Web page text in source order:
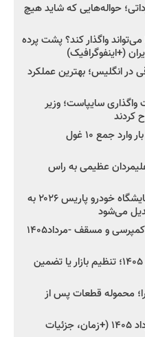
حواله‌هایی که شاید هیچ
واگذار کند؟ پشت پرده
(+اینفوگرافیک)
در انگلیس؛ بهترین عملکرد
واگذاری سایپاست؛ وزیر
کردند
۳ خودروساز چینی برای نخستین بار وارد جمع ۱۰ غول
علیمردان عظیمی به راس
چینی‌ها به قلب اروپا رسیدند؛ نمایشگاه خودرو پاریس ۲۰۲۶ به
می‌شود
شروع فروش اقساطی زامیاد EX کمپرسی و مسقف -مرداد۱۴۰۵
راز واردات ۷۵ هزار خودرو در سال ۱۴۰۵؛ تنظیم بازار یا تضمین
محموله قطعات پس از
شروع فروش کوییک S سایپا -مرداد ۱۴۰۵ (+زمان، جزئیات